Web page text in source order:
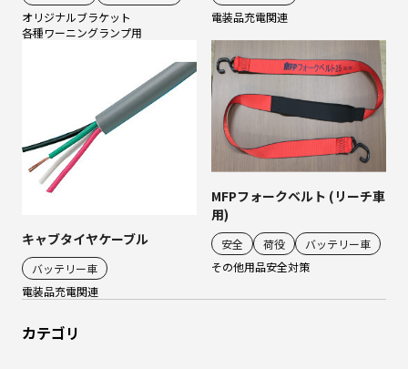
カテゴリ
オリジナルブラケット
各種ワーニングランプ用
電装品充電関連
キャブタイヤケーブル
バッテリー車
電装品充電関連
MFPフォークベルト (リーチ車
用)
安全 荷役
バッテリー車
その他用品安全対策